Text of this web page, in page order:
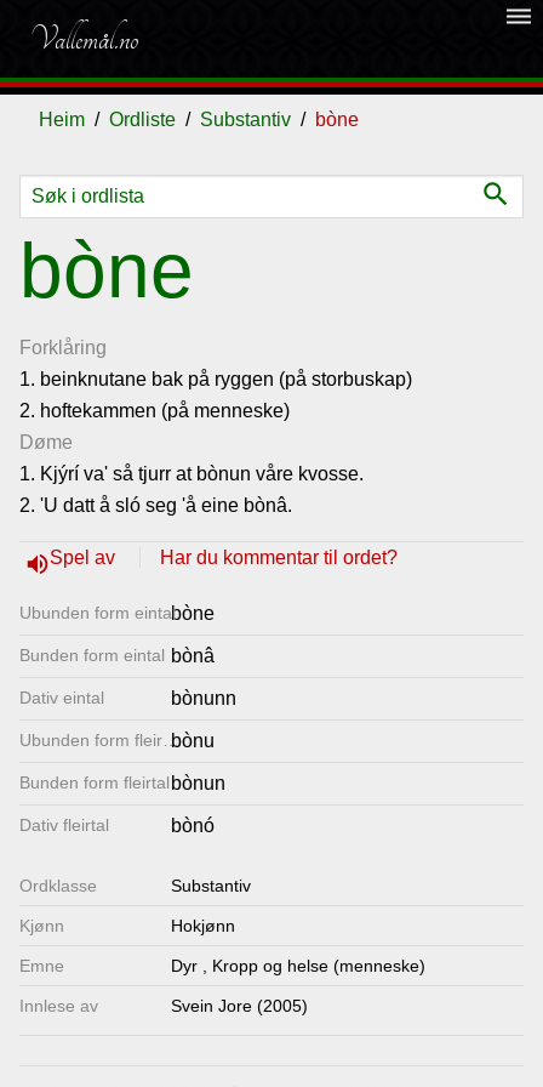
Vallemål.no
dehaze
Heim Ordliste Substantiv bòne
search
bòne
Forklåring
1. beinknutane bak på ryggen (på storbuskap)
2. hoftekammen (på menneske)
Døme
1. Kjýrí va' så tjurr at bònun våre kvosse.
2. 'U datt å sló seg 'å eine bònâ.
volume_upSpel av Har du kommentar til ordet?
Ubunden form eintalbòne
Bunden form eintal bònâ
Dativ eintal bònunn
Ubunden form fleirtal
bònu
Bunden form fleirtal bònun
Dativ fleirtal bònó
Ordklasse Substantiv
Kjønn Hokjønn
Emne Dyr, Kropp og helse (menneske)
Innlese av Svein Jore (2005)
Ordliste
Om
vallemålet
Gjestebok
Nyhende
Lenkjer
Kontakt
oss